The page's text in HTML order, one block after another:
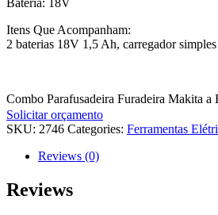
Itens Que Acompanham:
2 baterias 18V 1,5 Ah, carregador
Combo Parafusadeira Furadeira Makita
Solicitar orçamento
SKU: 2746 Categories: Ferramentas
Reviews (0)
Reviews